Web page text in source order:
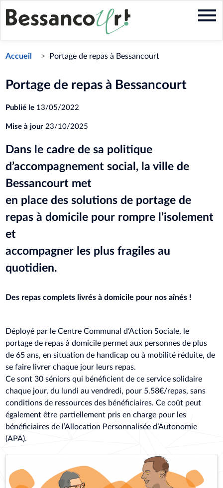
Aller
au
contenu
Accueil Portage de repas à Bessancourt
Portage de repas à Bessancourt
Publié le 13/05/2022
Mise à jour 23/10/2025
Dans le cadre de sa politique
d’accompagnement social, la ville de
Bessancourt met
en place des solutions de portage de
repas à domicile pour rompre l’isolement
et
accompagner les plus fragiles au
quotidien.
Des repas complets livrés à domicile pour nos aînés !
Déployé par le Centre Communal d’Action Sociale, le
portage de repas à domicile permet aux personnes de plus
de 65 ans, en situation de handicap ou à mobilité réduite, de
se faire livrer chaque jour leurs repas.
Ce sont 30 séniors qui bénéficient de ce service solidaire
chaque jour, du lundi au vendredi, pour 5.58€/repas, sans
conditions de ressources des bénéficiaires. Ce coût peut
également être partiellement pris en charge pour les
bénéficiaires de l’Allocation Personnalisée d’Autonomie
(APA).